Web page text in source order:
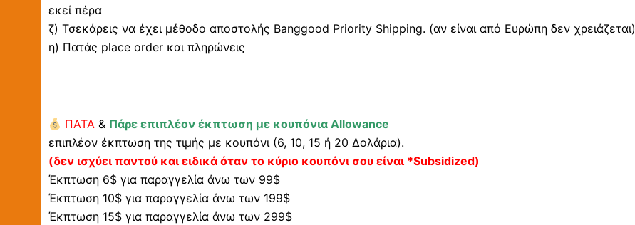
εκεί πέρα
ζ) Τσεκάρεις να έχει μέθοδο αποστολής Banggood Priority Shipping. (αν είναι από Ευρώπη δεν χρειάζεται)
η) Πατάς place order και πληρώνεις
ΠΑΤΑ & Πάρε επιπλέον έκπτωση με κουπόνια Allowance
επιπλέον έκπτωση της τιμής με κουπόνι (6, 10, 15 ή 20 Δολάρια).
(δεν ισχύει παντού και ειδικά όταν το κύριο κουπόνι σου είναι *Subsidized)
Έκπτωση 6$ για παραγγελία άνω των 99$
Έκπτωση 10$ για παραγγελία άνω των 199$
Έκπτωση 15$ για παραγγελία άνω των 299$